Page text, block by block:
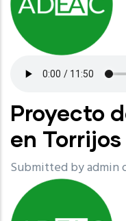
Proyecto
en
Submitted byadmin